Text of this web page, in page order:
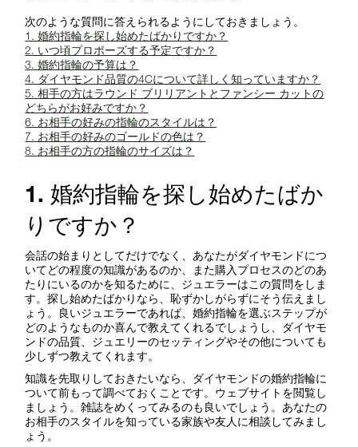
次のような質問に答えられるようにしておきましょう。
1. 婚約指輪を探し始めたばかりですか？
2. いつ頃プロポーズする予定ですか？
3. 婚約指輪の予算は？
4. ダイヤモンド品質の4Cについて詳しく知っていますか？
5. 相手の方はラウンド ブリリアントとファンシー カットの
どちらがお好みですか？
6. お相手の好みの指輪のスタイルは？
7. お相手の好みのゴールドの色は？
8. お相手の方の指輪のサイズは？
1. 婚約指輪を探し始めたばか
りですか？
会話の始まりとしてだけでなく、あなたがダイヤモンドにつ
いてどの程度の知識があるのか、また購入プロセスのどのあ
たりにいるのかを知るために、ジュエラーはこの質問をしま
す。探し始めたばかりなら、恥ずかしがらずにそう伝えまし
ょう。良いジュエラーであれば、婚約指輪を選ぶステップが
どのようなものか喜んで教えてくれるでしょうし、ダイヤモ
ンドの品質、ジュエリーのセッティングやその他についても
少しずつ教えてくれます。
知識を先取りしておきたいなら、ダイヤモンドの婚約指輪に
ついて前もって調べておくことです。ウェブサイトを閲覧し
ましょう。雑誌をめくってみるのも良いでしょう。あなたの
お相手のスタイルを知っている家族や友人に相談してみまし
ょう。